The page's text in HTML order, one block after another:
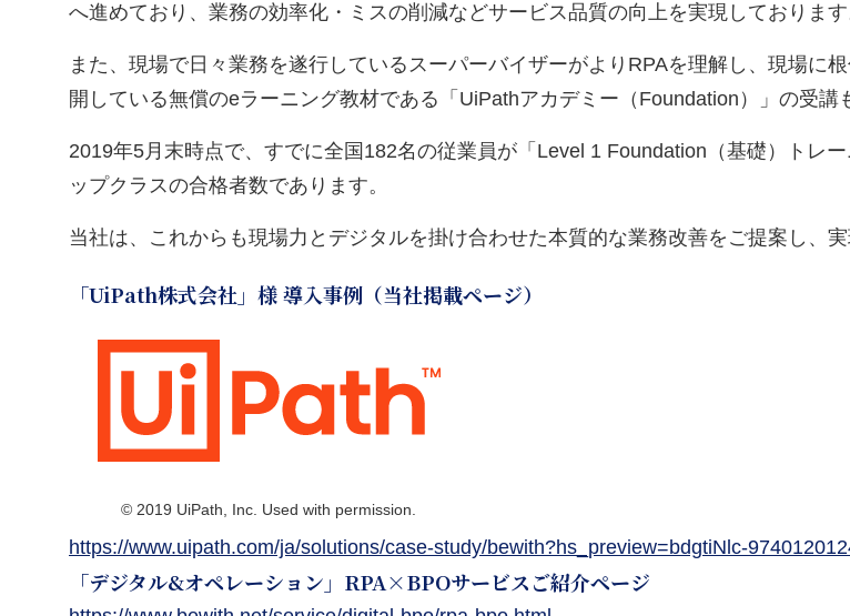
へ進めており、業務の効率化・ミスの削減などサービス品質の向上を実現しております
また、現場で日々業務を遂行しているスーパーバイザーがよりRPAを理解し、現場に
開している無償のeラーニング教材である「UiPathアカデミー（Foundation）」の受講
2019年5月末時点で、すでに全国182名の従業員が「Level 1 Foundation（基礎）トレ
ップクラスの合格者数であります。
当社は、これからも現場力とデジタルを掛け合わせた本質的な業務改善をご提案し、実
「UiPath株式会社」様 導入事例（当社掲載ページ）
© 2019 UiPath, Inc. Used with permission.
https://www.uipath.com/ja/solutions/case-study/bewith?hs_preview=bdgtiNlc-
「デジタル&オペレーション」RPA×BPOサービスご紹介ページ